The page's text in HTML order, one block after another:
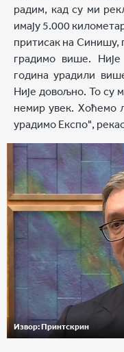
радим, кад су ми
имају 5.000
притисак на Синишу,
градимо више.
година урадили
Није довољно. То су
немир увек. Хоћемо
урадимо Експо",
Извор:Принтскрин